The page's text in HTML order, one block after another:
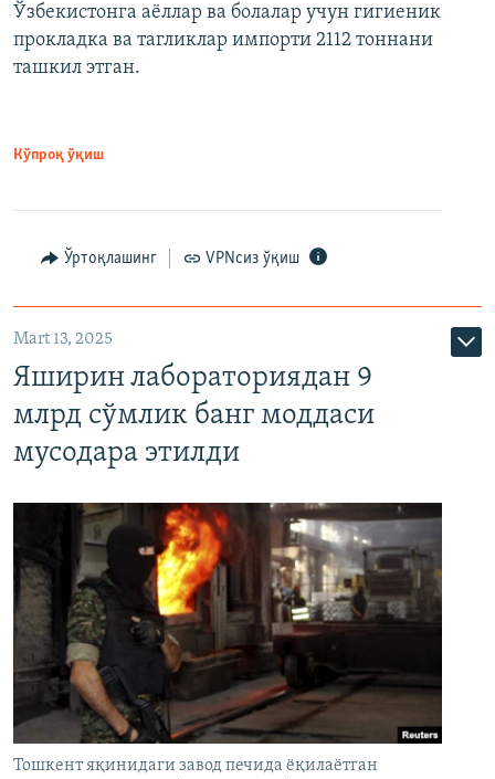
Ўзбекистонга аёллар ва болалар учун гигиеник
прокладка ва тагликлар импорти 2112 тоннани
ташкил этган.
Кўпроқ ўқиш
Ўртоқлашинг VPNсиз ўқиш
Mart 13, 2025
Яширин лабораториядан 9
млрд сўмлик банг моддаси
мусодара этилди
Тошкент яқинидаги завод печида ёқилаётган